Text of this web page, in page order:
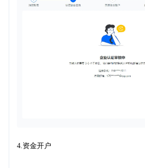
4.资金开户